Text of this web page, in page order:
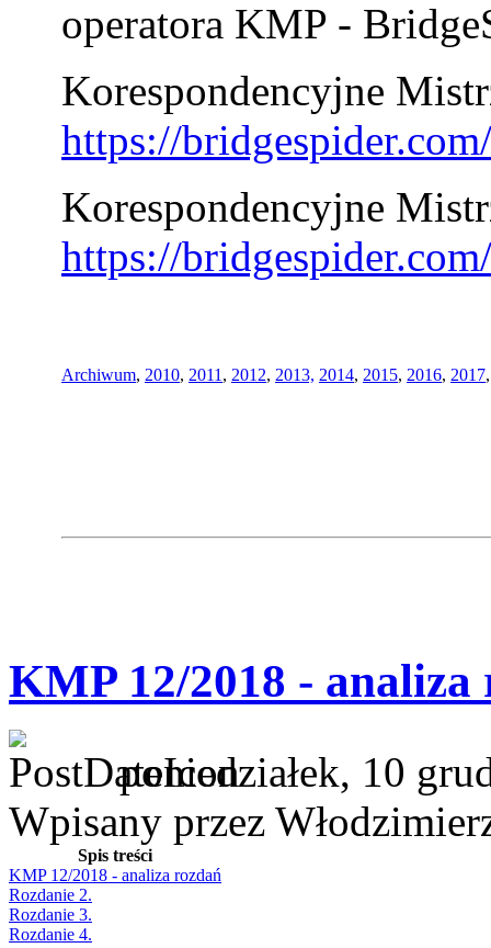
operatora KMP -
Korespondencyjne
https://
Korespondencyjne
https://
Archiwum, 2010, 2011 , 2012, 2013, 2014, 2015, 2016, 2017
KMP 12/2018 - analiza
poniedziałek, 10
Wpisany przez
Spis treści
KMP 12/2018 - analiza rozdań
Rozdanie 2.
Rozdanie 3.
Rozdanie 4.